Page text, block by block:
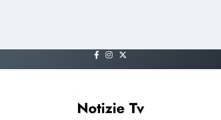
to
Notizie Tv